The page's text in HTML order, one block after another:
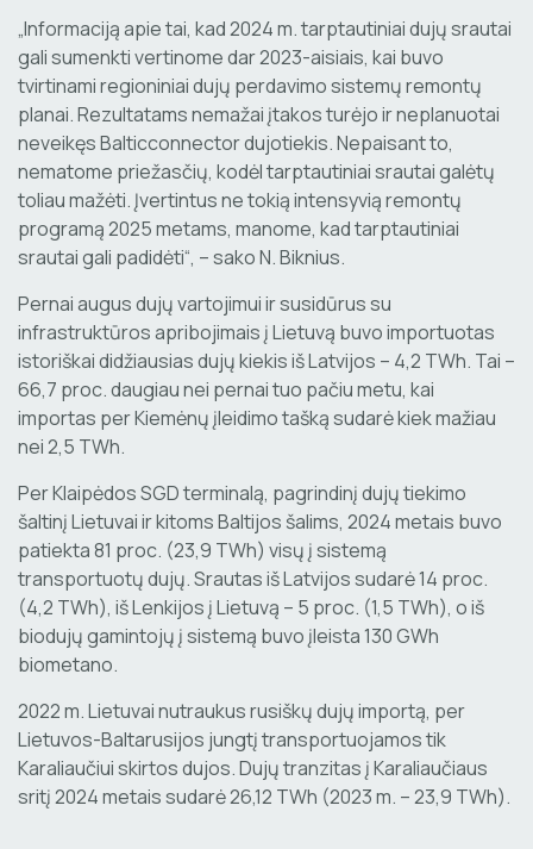
„Informaciją apie tai, kad 2024 m. tarptautiniai dujų srautai
gali sumenkti vertinome dar 2023-aisiais, kai buvo
tvirtinami regioniniai dujų perdavimo sistemų remontų
planai. Rezultatams nemažai įtakos turėjo ir neplanuotai
neveikęs Balticconnector dujotiekis. Nepaisant to,
nematome priežasčių, kodėl tarptautiniai srautai galėtų
toliau mažėti. Įvertintus ne tokią intensyvią remontų
programą 2025 metams, manome, kad tarptautiniai
srautai gali padidėti“, – sako N. Biknius.
Pernai augus dujų vartojimui ir susidūrus su
infrastruktūros apribojimais į Lietuvą buvo importuotas
istoriškai didžiausias dujų kiekis iš Latvijos – 4,2 TWh. Tai –
66,7 proc. daugiau nei pernai tuo pačiu metu, kai
importas per Kiemėnų įleidimo tašką sudarė kiek mažiau
nei 2,5 TWh.
Per Klaipėdos SGD terminalą, pagrindinį dujų tiekimo
šaltinį Lietuvai ir kitoms Baltijos šalims, 2024 metais buvo
patiekta 81 proc. (23,9 TWh) visų į sistemą
transportuotų dujų. Srautas iš Latvijos sudarė 14 proc.
(4,2 TWh), iš Lenkijos į Lietuvą – 5 proc. (1,5 TWh), o iš
biodujų gamintojų į sistemą buvo įleista 130 GWh
biometano.
2022 m. Lietuvai nutraukus rusiškų dujų importą, per
Lietuvos-Baltarusijos jungtį transportuojamos tik
Karaliaučiui skirtos dujos. Dujų tranzitas į Karaliaučiaus
sritį 2024 metais sudarė 26,12 TWh (2023 m. – 23,9 TWh).